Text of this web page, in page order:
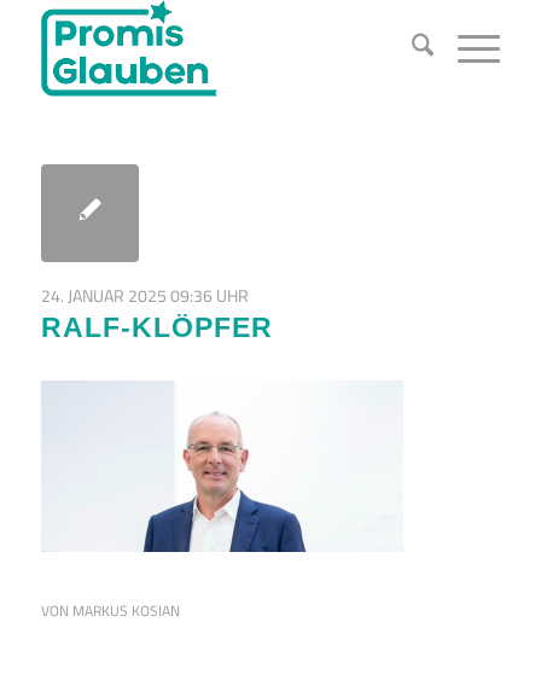
24. JANUAR 2025 09:36 UHR
RALF-KLÖPFER
VON MARKUS KOSIAN